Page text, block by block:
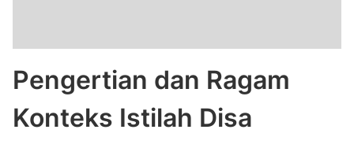
Pengertian dan Ragam
Konteks Istilah Disa